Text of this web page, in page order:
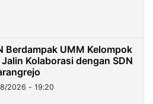
Berdampak UMM Kelompok
Jalin Kolaborasi dengan SDN
2026 - 19:20